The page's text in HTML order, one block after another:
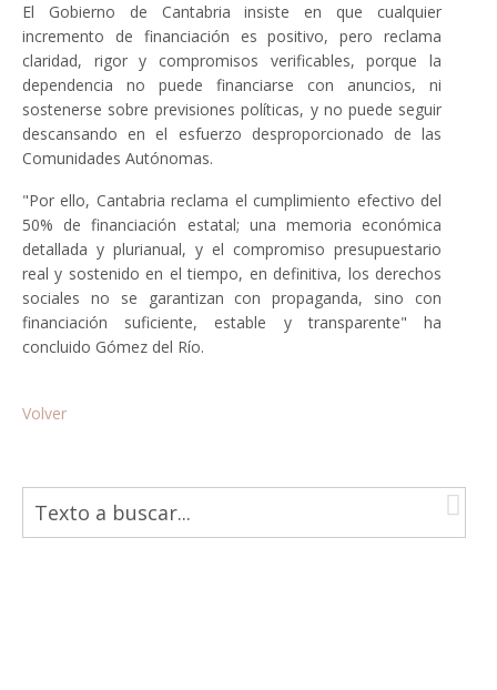
El Gobierno de Cantabria insiste en que cualquier
incremento de financiación es positivo, pero reclama
claridad, rigor y compromisos verificables, porque la
dependencia no puede financiarse con anuncios, ni
sostenerse sobre previsiones políticas, y no puede seguir
descansando en el esfuerzo desproporcionado de las
Comunidades Autónomas.
"Por ello, Cantabria reclama el cumplimiento efectivo del
50% de financiación estatal; una memoria económica
detallada y plurianual, y el compromiso presupuestario
real y sostenido en el tiempo, en definitiva, los derechos
sociales no se garantizan con propaganda, sino con
financiación suficiente, estable y transparente" ha
concluido Gómez del Río.
Volver